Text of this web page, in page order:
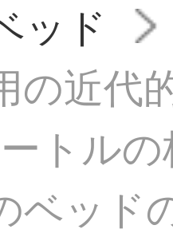
ッド
の近代
トル
ベッド